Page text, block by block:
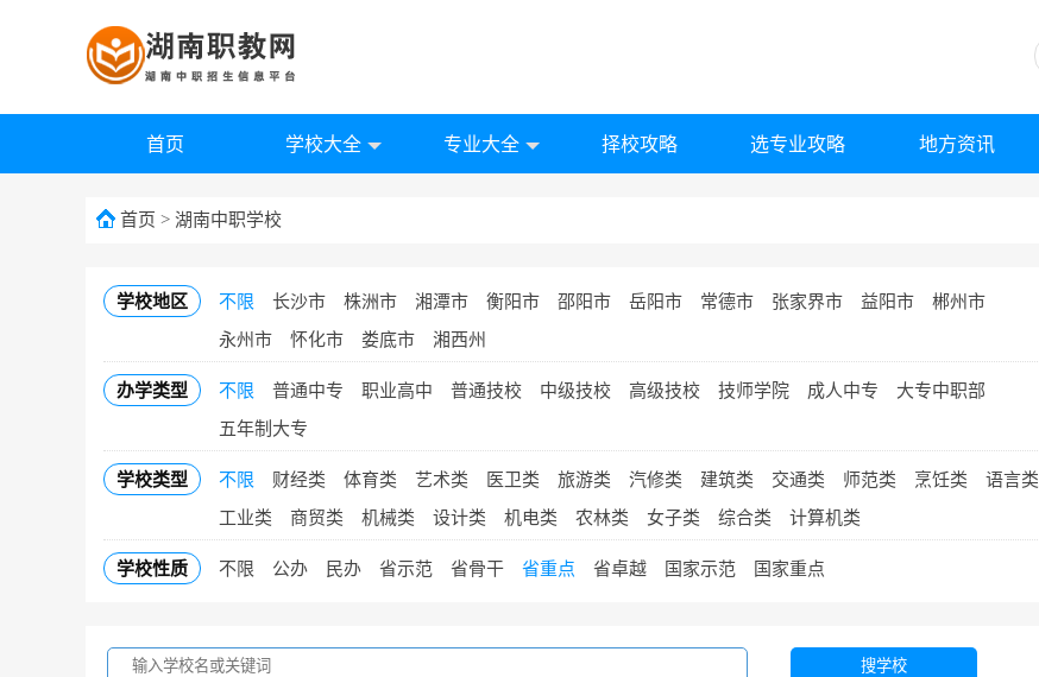
首页 学校大全 专业大全 择校攻略 选专业攻略 地方资讯
首页 > 湖南中职学校
学校地区 不限 长沙市 株洲市 湘潭市 衡阳市 邵阳市 岳阳市 常德市 张家界市 益阳市
郴州市
永州市
怀化市 娄底市 湘西州
办学类型 不限 普通中专 职业高中 普通技校 中级技校 高级技校 技师学院 成人中专
大专中职部
五年制大专
学校类型 不限 财经类 体育类 艺术类 医卫类 旅游类 汽修类 建筑类 交通类 师范类 烹饪类
语言类
工业类
商贸类 机械类 设计类 机电类 农林类 女子类 综合类 计算机类
学校性质 不限 公办 民办 省示范 省骨干 省重点 省卓越 国家示范 国家重点
搜学校